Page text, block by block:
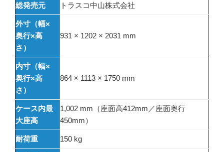
総発売元 トラスコ中山株式会社
外寸（幅×
奥行×高
さ）
931 × 1202 × 2031 mm
内寸（幅×
奥行×高
さ）
864 × 1113 × 1750 mm
ケース内最
大座高
1,002 mm（座面高412mm／座面奥行
450mm）
耐荷重 150 kg